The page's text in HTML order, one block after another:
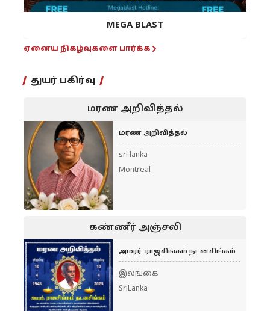
MEGA BLAST
ஏனைய நிகழ்வுகளை பார்க்க
துயர் பகிர்வு
மரண அறிவித்தல்
மரண அறிவித்தல்
sri lanka
Montreal
கண்ணீர் அஞ்சலி
அமரர் .ராஜசிங்கம் நடனசிங்கம்
இலங்கை
SriLanka